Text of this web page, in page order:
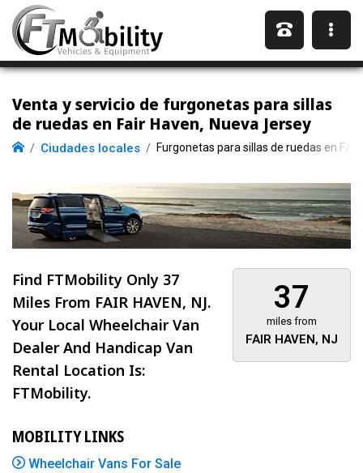
Venta y servicio de furgonetas para sillas
de ruedas en Fair Haven, Nueva Jersey
Ciudades locales Furgonetas para sillas de ruedas en Fair
37
miles from
FAIR HAVEN, NJ
Find FTMobility Only 37
Miles From FAIR HAVEN, NJ.
Your Local Wheelchair Van
Dealer And Handicap Van
Rental Location Is:
FTMobility.
MOBILITY LINKS
Wheelchair Vans For Sale